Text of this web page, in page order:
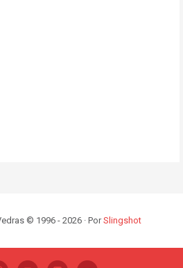
© 1996 - 2026 · PorSlingshot